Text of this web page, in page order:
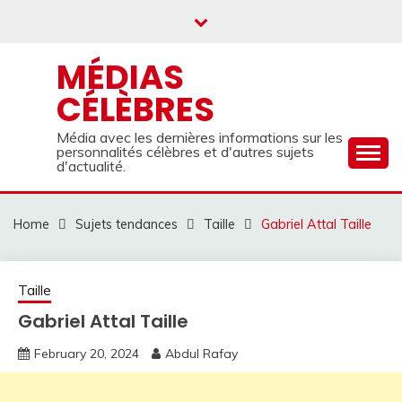
MÉDIAS
CÉLÈBRES
Média avec les dernières informations sur les
personnalités célèbres et d'autres sujets
d'actualité.
Home Sujets tendances Taille Gabriel Attal Taille
Taille
Gabriel Attal Taille
February 20, 2024 Abdul Rafay